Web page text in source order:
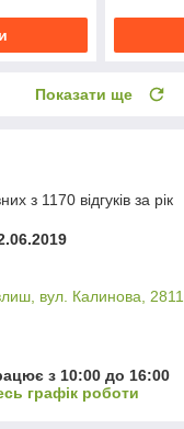
Показати ще
з 1170 відгуків за рік
вул. Калинова,
з 10:00 до 16:00
графік роботи